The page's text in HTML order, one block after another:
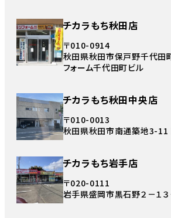
チカラもち秋田店
〒010-0914
秋田県秋田市保戸野千代田
フォーム千代田町ビル
チカラもち秋田中央店
〒010-0013
秋田県秋田市南通築地3-11
チカラもち岩手店
〒020-0111
岩手県盛岡市黒石野２－１３